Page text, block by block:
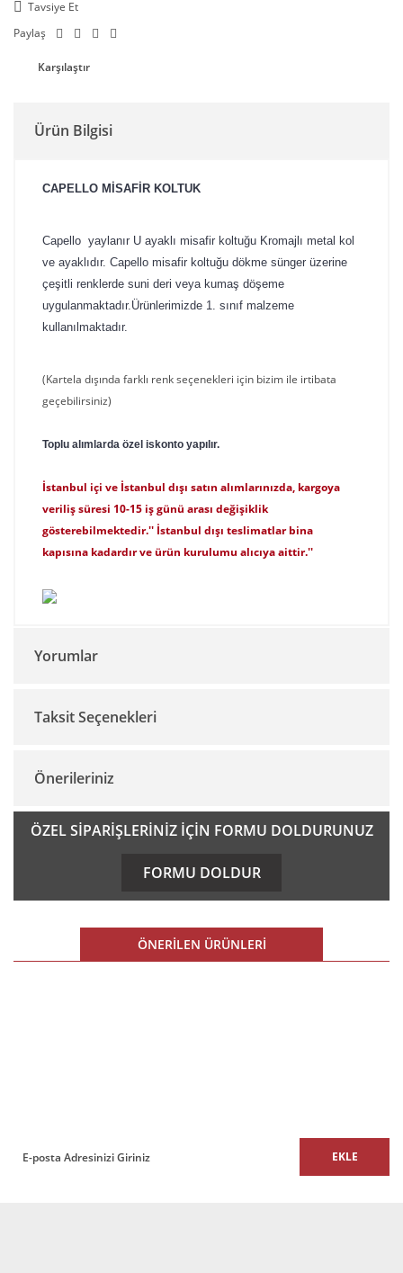
Tavsiye Et
Paylaş
Karşılaştır
Ürün Bilgisi
CAPELLO MİSAFİR KOLTUK
Capello yaylanır U ayaklı misafir koltuğu Kromajlı metal kol
ve ayaklıdır. Capello misafir koltuğu dökme sünger üzerine
çeşitli renklerde suni deri veya kumaş döşeme
uygulanmaktadır.Ürünlerimizde 1. sınıf malzeme
kullanılmaktadır.
(Kartela dışında farklı renk seçenekleri için bizim ile irtibata
geçebilirsiniz)
Toplu alımlarda özel iskonto yapılır.
İstanbul içi ve İstanbul dışı satın alımlarınızda, kargoya
veriliş süresi 10-15 iş günü arası değişiklik
gösterebilmektedir.'' İstanbul dışı teslimatlar bina
kapısına kadardır ve ürün kurulumu alıcıya aittir.''
Yorumlar
Bu ürüne ilk yorumu siz yapın!
Taksit Seçenekleri
Önerileriniz
Bu ürünün fiyat bilgisi, resim, ürün açıklamalarında ve diğer
konularda yetersiz gördüğünüz noktaları öneri formunu
kullanarak tarafımıza iletebilirsiniz.
Ürün resmi kalitesiz, bozuk veya görüntülenemiyor.
Ürün açıklamasında eksik bilgiler bulunuyor.
ÖZEL SİPARİŞLERİNİZ İÇİN FORMU DOLDURUNUZ
FORMU DOLDUR
ÖNERİLEN ÜRÜNLERİ
EKLE